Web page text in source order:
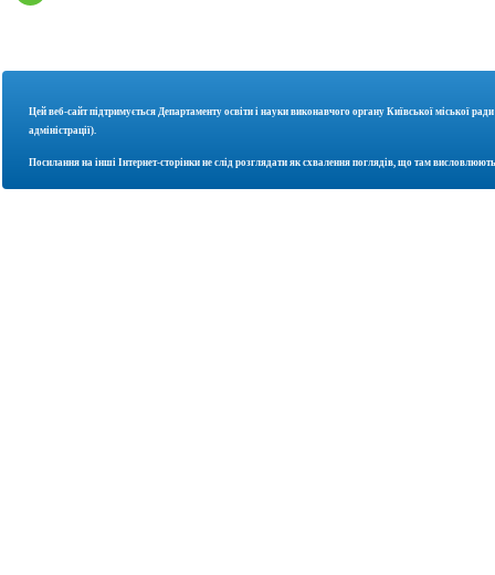
Цей веб-сайт підтримується Департаменту освіти і науки виконавчого органу Київської міської
адміністрації).
Посилання на інші Інтернет-сторінки не слід розглядати як схвалення поглядів, що там